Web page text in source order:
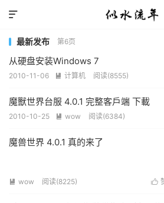

最新发布 第6页
从硬盘安装Windows 7
2010-11-06  计算机 阅读(8555)
魔獸世界台服 4.0.1 完整客戶端 下載
2010-10-25  wow 阅读(6384)
魔兽世界 4.0.1 真的来了

 wow 阅读(8225)